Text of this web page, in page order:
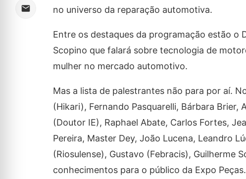
no universo da reparação automotiva.
Entre os destaques da programação estão o
Scopino que falará sobre tecnologia de
mulher no mercado automotivo.
Mas a lista de palestrantes não para por aí.
(Hikari), Fernando Pasquarelli, Bárbara Brier,
(Doutor IE), Raphael Abate, Carlos Fortes,
Pereira, Master Dey, João Lucena, Leandro
(Riosulense), Gustavo (Febracis), Guilherme
conhecimentos para o público da Expo Peças.